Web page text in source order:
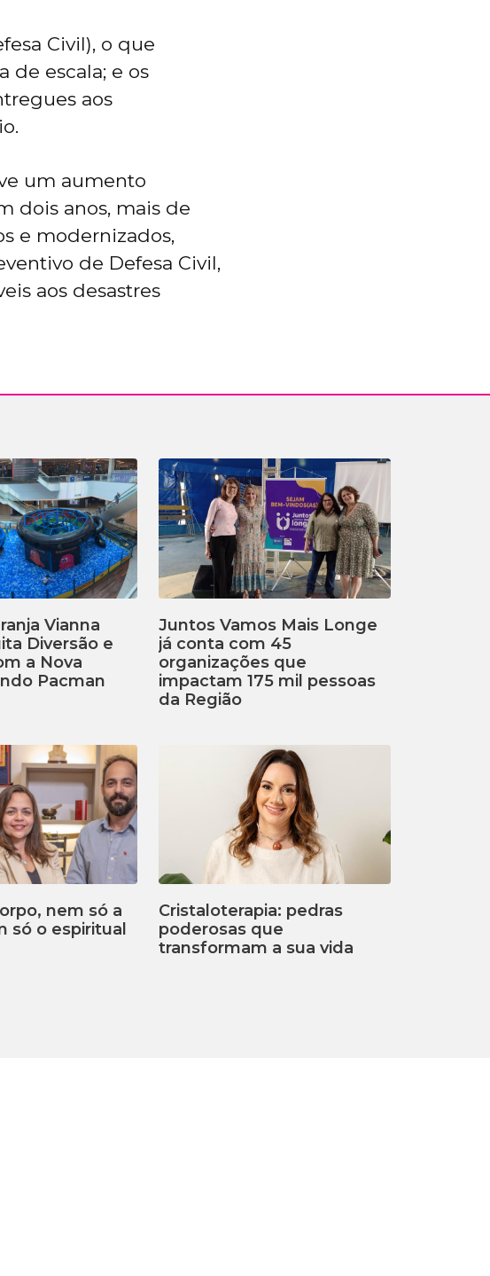
Civil), o que
de escala; e os
aos
um aumento
dois anos, mais de
e modernizados,
de Defesa Civil,
aos desastres
Vianna
Diversão e
a Nova
Pacman
Juntos Vamos Mais Longe
já conta com 45
organizações que
impactam 175 mil pessoas
da Região
nem só a
só o espiritual
Cristaloterapia: pedras
poderosas que
transformam a sua vida